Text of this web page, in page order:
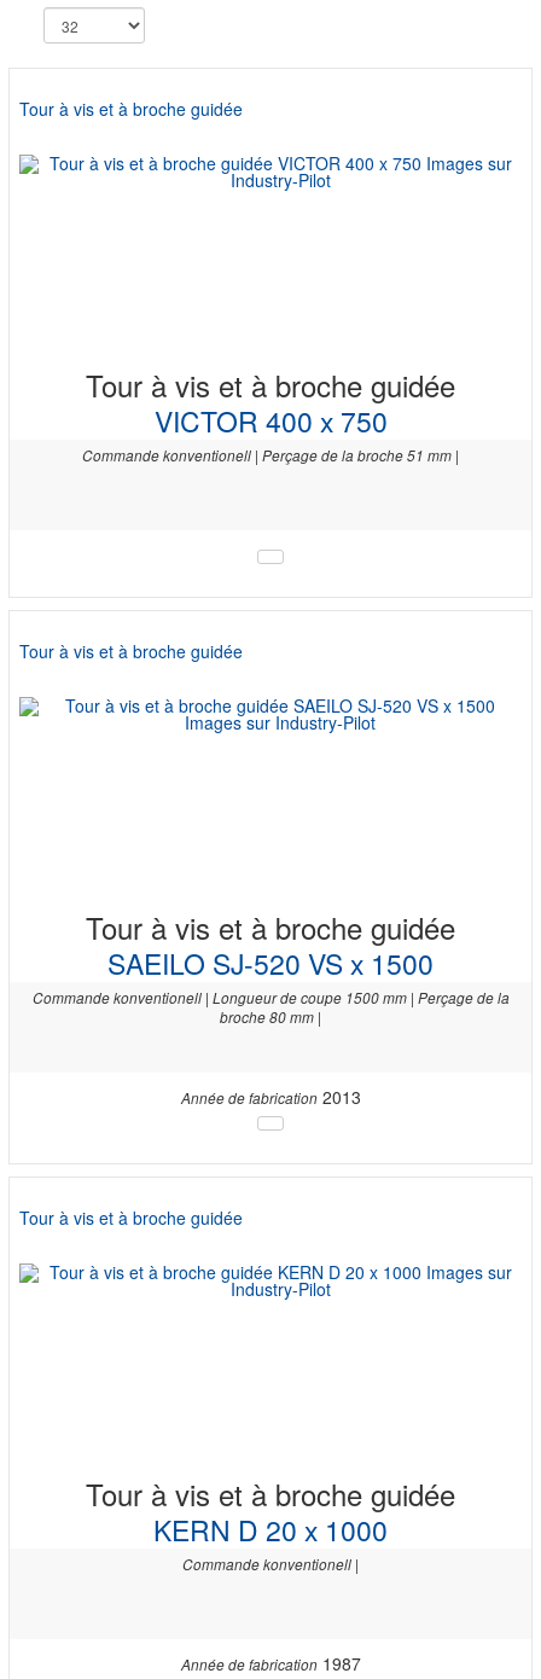
Tour à vis et à broche guidée
Tour à vis et à broche guidée
VICTOR 400 x 750
Commande konventionell | Perçage de la broche 51 mm |
Tour à vis et à broche guidée
Tour à vis et à broche guidée
SAEILO SJ-520 VS x 1500
Commande konventionell | Longueur de coupe 1500 mm | Perçage de la
broche 80 mm |
Année de fabrication2013
Tour à vis et à broche guidée
Tour à vis et à broche guidée
KERN D 20 x 1000
Commande konventionell |
Année de fabrication1987